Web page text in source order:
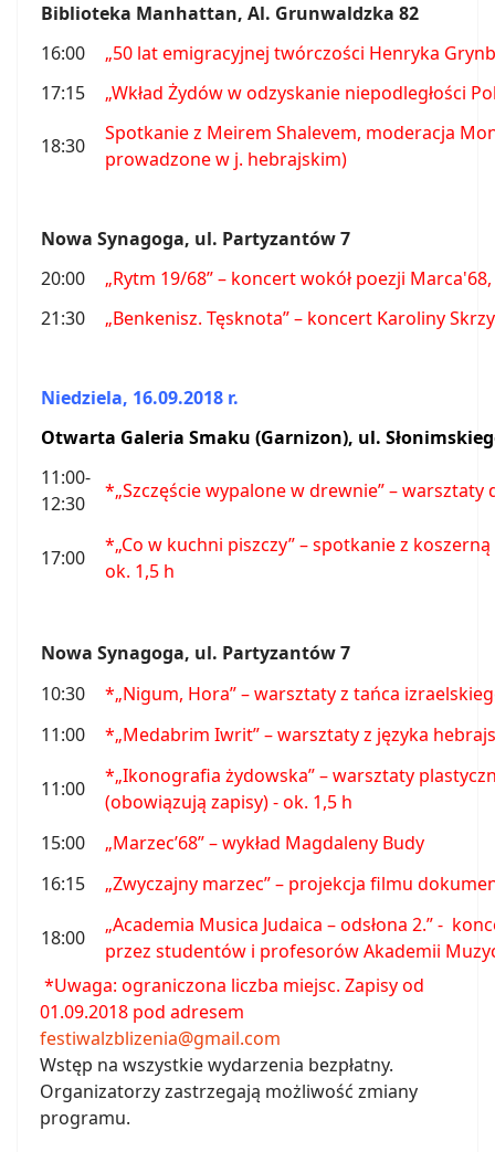
Biblioteka Manhattan, Al. Grunwaldzka 82
16:00
„50 lat emigracyjnej twórczości Henryka
17:15
„Wkład Żydów w odzyskanie niepodległości
18:30
Spotkanie z Meirem Shalevem, moderacja
prowadzone w j. hebrajskim)
Nowa Synagoga, ul. Partyzantów 7
20:00
„Rytm 19/68” – koncert wokół poezji
21:30
„Benkenisz. Tęsknota” – koncert Karoliny
Niedziela, 16.09.2018 r.
Otwarta Galeria Smaku (Garnizon), ul.
11:00-
12:30
*„Szczęście wypalone w drewnie” –
17:00
*„Co w kuchni piszczy” – spotkanie z
ok. 1,5 h
Nowa Synagoga, ul. Partyzantów 7
10:30
*„Nigum, Hora” – warsztaty z tańca
11:00
*„Medabrim Iwrit” – warsztaty z języka
11:00
*„Ikonografia żydowska” – warsztaty
(obowiązują zapisy)- ok. 1,5 h
15:00
„Marzec’68” – wykład Magdaleny Budy
16:15
„Zwyczajny marzec” – projekcja filmu
18:00
„Academia Musica Judaica – odsłona 2.”-
przez studentów i profesorów Akademii
*Uwaga: ograniczona liczba miejsc. Zapisy od
01.09.2018 pod adresem
festiwalzblizenia@gmail.com
Wstęp na wszystkie wydarzenia bezpłatny.
Organizatorzy zastrzegają możliwość zmiany
programu.